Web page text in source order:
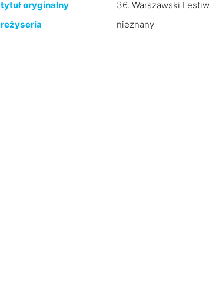
tytuł oryginalny
36. Warszawski
reżyseria
nieznany